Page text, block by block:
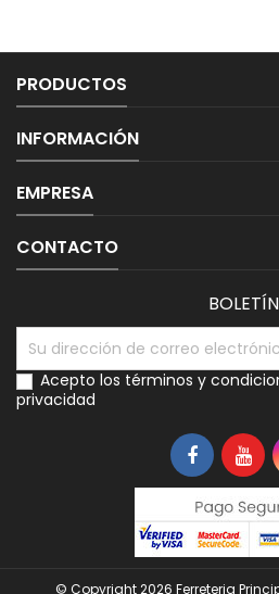
PRODUCTOS
INFORMACIÓN
EMPRESA
CONTACTO
BOLETÍN
Acepto los términos y
privacidad
© Copyright 2026 Ferreteria